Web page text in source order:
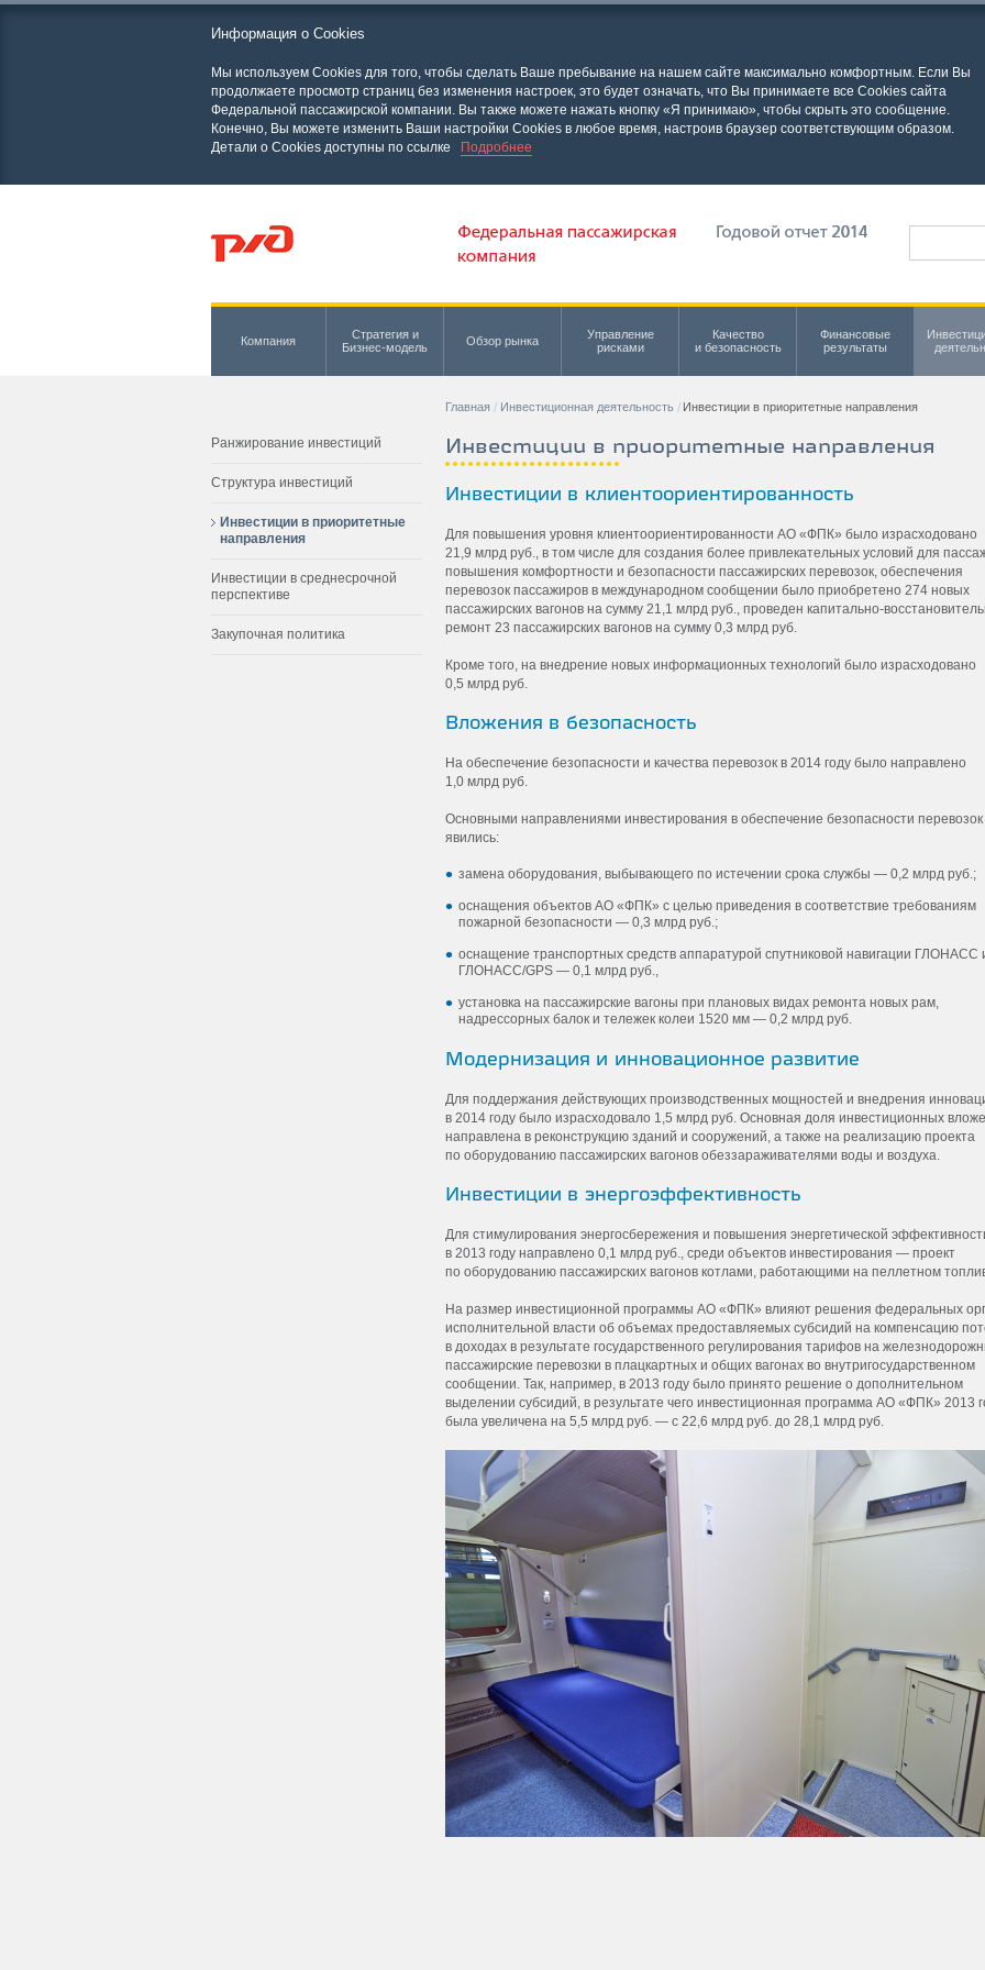
Информация о Cookies
Мы используем Cookies для того, чтобы сделать Ваше пребывание на нашем сайте максимально комфортным. Если Вы
продолжаете просмотр страниц без изменения настроек, это будет означать, что Вы принимаете все Cookies сайта
Федеральной пассажирской компании. Вы также можете нажать кнопку «Я принимаю», чтобы скрыть это сообщение.
Конечно, Вы можете изменить Ваши настройки Cookies в любое время, настроив браузер соответствующим образом.
Детали о Cookies доступны по ссылке
Подробнее
Компания
Стратегия и
Бизнес-модель
Обзор рынка
Управление
рисками
Качество
и безопасность
Финансовые
результаты
Главная Инвестиционная деятельность Инвестиции в приоритетные направления
Ранжирование инвестиций
Структура инвестиций
Инвестиции в приоритетные
направления
Инвестиции в среднесрочной
перспективе
Закупочная политика
Инвестиции в приоритетные направления
Инвестиции в клиентоориентированность
Для повышения уровня клиентоориентированности АО «ФПК» было израсходовано
21,9 млрд руб., в том числе для создания более привлекательных условий для
повышения комфортности и безопасности пассажирских перевозок, обеспечения
перевозок пассажиров в международном сообщении было приобретено 274 новых
пассажирских вагонов на сумму 21,1 млрд руб., проведен капитально-
ремонт 23 пассажирских вагонов на сумму 0,3 млрд руб.
Кроме того, на внедрение новых информационных технологий было израсходовано
0,5 млрд руб.
Вложения в безопасность
На обеспечение безопасности и качества перевозок в 2014 году было направлено
1,0 млрд руб.
Основными направлениями инвестирования в обеспечение безопасности перевозок
явились:
замена оборудования, выбывающего по истечении срока службы — 0,2 млрд руб.;
оснащения объектов АО «ФПК» с целью приведения в соответствие требованиям
пожарной безопаснос­ти — 0,3 млрд руб.;
оснащение транспортных средств аппаратурой спутниковой навигации ГЛОНАСС
ГЛОНАСС/GPS — 0,1 млрд руб.,
установка на пассажирские вагоны при плановых видах ремонта новых рам,
надрессорных балок и тележек колеи 1520 мм — 0,2 млрд руб.
Модернизация и инновационное развитие
Для поддержания действующих производственных мощностей и внедрения
в 2014 году было израсходовало 1,5 млрд руб. Основная доля инвестиционных
направлена в реконструкцию зданий и сооружений, а также на реализацию проекта
по оборудованию пассажирских вагонов обеззараживателями воды и воздуха.
Инвестиции в энергоэффективность
Для стимулирования энергосбережения и повышения энергетической
в 2013 году направлено 0,1 млрд руб., среди объектов инвестирования — проект
по оборудованию пассажирских вагонов котлами, работающими на пеллетном
На размер инвестиционной программы АО «ФПК» влияют решения федеральных
исполнительной власти об объемах предоставляемых субсидий на компенсацию
в доходах в результате государственного регулирования тарифов на
пассажирские перевозки в плацкартных и общих вагонах во внутригосударственном
сообщении. Так, например, в 2013 году было принято решение о дополнительном
выделении субсидий, в результате чего инвестиционная программа АО «ФПК» 2013
была увеличена на 5,5 млрд руб. — с 22,6 млрд руб. до 28,1 млрд руб.